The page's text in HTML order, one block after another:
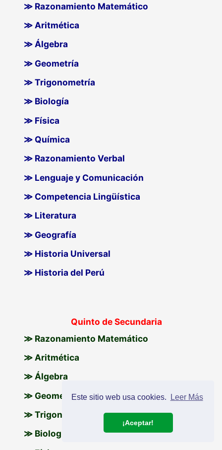
Este sitio web usa cookies. Leer Más
¡Aceptar!
≫ Razonamiento Matemático
≫ Aritmética
≫ Álgebra
≫ Geometría
≫ Trigonometría
≫ Biología
≫ Física
≫ Química
≫ Razonamiento Verbal
≫ Lenguaje y Comunicación
≫ Competencia Lingüística
≫ Literatura
≫ Geografía
≫ Historia Universal
≫ Historia del Perú
Quinto de Secundaria
≫ Razonamiento Matemático
≫ Aritmética
≫ Álgebra
≫ Geometría
≫ Trigonometría
≫ Biología